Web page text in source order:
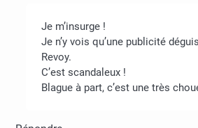
Je m’insurge !
Je n’y vois qu’une publicité
Revoy.
C’est scandaleux !
Blague à part, c’est une très